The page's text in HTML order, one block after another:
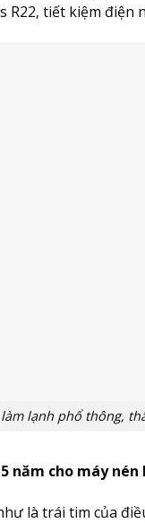
R22, tiết kiệm điện
làm lạnh phổ thông,
năm cho máy
là trái tim của